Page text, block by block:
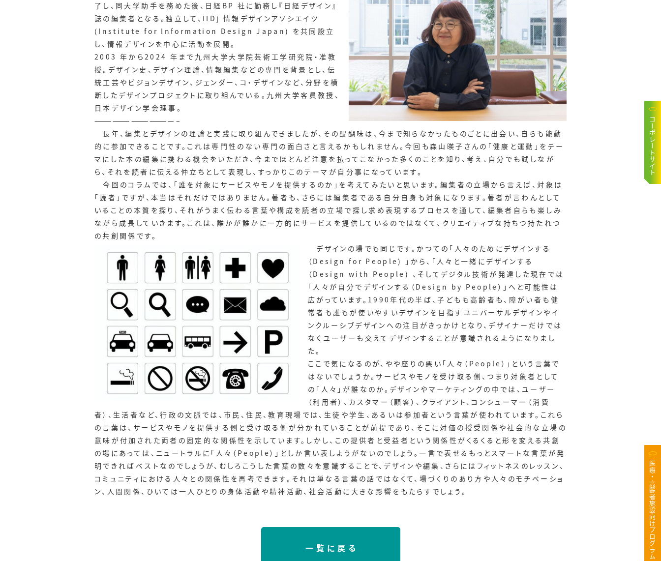
コーポレートサイト
医療・高齢者施設向けプログラム
了し、同大学助手を務めた後、日経BP 社に勤務し『日経デザイン』
誌の編集者となる。独立して、IIDj 情報デザインアソシエイツ
(Institute for Information Design Japan) を共同設立
し、情報デザインを中心に活動を展開。
2003 年から2024 年まで九州大学大学院芸術工学研究院・准教
授。デザイン史、デザイン理論、情報編集などの専門を背景とし、伝
統工芸やビジョンデザイン、ジェンダー、コ・デザインなど、分野を横
断したデザインプロジェクトに取り組んでいる。九州大学客員教授、
日本デザイン学会理事。
—————————————–
長年、編集とデザインの理論と実践に取り組んできましたが、その醍醐味は、今まで知らなかったものごとに出会い、自らも能動
的に参加できることです。これは専門性のない専門の面白さと言えるかもしれません。今回も森山暎子さんの「健康と運動」をテー
マにした本の編集に携わる機会をいただき、今までほとんど注意を払ってこなかった多くのことを知り、考え、自分でも試しなが
ら、それを読者に伝える仲立ちとして表現し、すっかりこのテーマが自分事になっています。
今回のコラムでは、「誰を対象にサービスやモノを提供するのか」を考えてみたいと思います。編集者の立場から言えば、対象は
「読者」ですが、本当はそれだけではありません。著者も、さらには編集者である自分自身も対象になります。著者が言わんとして
いることの本質を探り、それがうまく伝わる言葉や構成を読者の立場で探し求め表現するプロセスを通して、編集者自らも楽しみ
ながら成長していきます。これは、誰かが誰かに一方的にサービスを提供しているのではなくて、クリエイティブな持ちつ持たれつ
の共創関係です。
デザインの場でも同じです。かつての「人々のためにデザインする
（Design for People) 」から、「人々と一緒にデザインする
（Design with People) 、そしてデジタル技術が発達した現在では
「人々が自分でデザインする（Design by People）」へと可能性は
広がっています。1990年代の半ば、子どもも高齢者も、障がい者も健
常者も誰もが使いやすいデザインを目指すユニバーサルデザインやイ
ンクルーシブデザインへの注目がきっかけとなり、デザイナーだけでは
なくユーザーも交えてデザインすることが意識されるようになりまし
た。
ここで気になるのが、やや座りの悪い「人々（People）」という言葉で
はないでしょうか。サービスやモノを受け取る側、つまり対象者として
の「人々」が誰なのか。デザインやマーケティングの中では、ユーザー
（利用者）、カスタマー（顧客）、クライアント、コンシューマー（消費
者）、生活者など、行政の文脈では、市民、住民、教育現場では、生徒や学生、あるいは参加者という言葉が使われています。これら
の言葉は、サービスやモノを提供する側と受け取る側が分かれていることが前提であり、そこに対価の授受関係や社会的な立場の
意味が付加された両者の固定的な関係性を示しています。しかし、この提供者と受益者という関係性がくるくると形を変える共創
の場にあっては、ニュートラルに「人々（People）」としか言い表しようがないのでしょう。一言で表せるもっとスマートな言葉が発
明できればベストなのでしょうが、むしろこうした言葉の数々を意識することで、デザインや編集、さらにはフィットネスのレッスン、
コミュニティにおける人々との関係性を再考できます。それは単なる言葉の話ではなくて、場づくりのあり方や人々のモチベーショ
ン、人間関係、ひいては一人ひとりの身体活動や精神活動、社会活動に大きな影響をもたらすでしょう。
一覧に戻る